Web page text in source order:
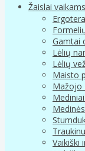
Žaislai vaikams
Gamtai
Lėlių
Lėlių
Maisto
Mažojo
Vaikiški